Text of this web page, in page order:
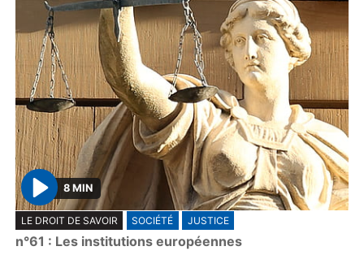
P
l
a
8 MIN
LE DROIT DE SAVOIR SOCIÉTÉ JUSTICE
n°61 : Les institutions européennes